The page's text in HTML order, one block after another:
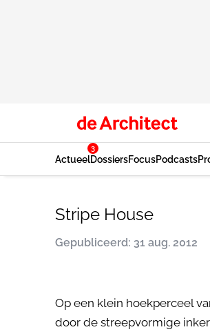
Actueel
3
DossiersFocusPodcasts
Stripe House
Gepubliceerd: 31 aug. 2012
Op een klein hoekperceel
door de streepvormige